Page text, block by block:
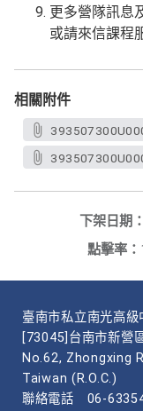
更多營隊訊息
或請來信課程
相關附件
下架日期：
點擊率：
臺南市私立南光高級
[73045]台南市新營
No.62, Zhongxing
Taiwan (R.O.C.)
聯絡電話
06-